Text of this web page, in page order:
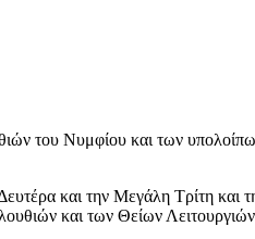
Νυμφίου και των υπολοίπων
και την Μεγάλη Τρίτη και
και των Θείων